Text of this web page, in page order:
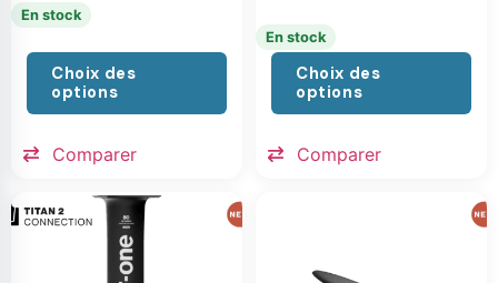
En stock
Choix des
options
Comparer
En stock
Choix des
options
Comparer